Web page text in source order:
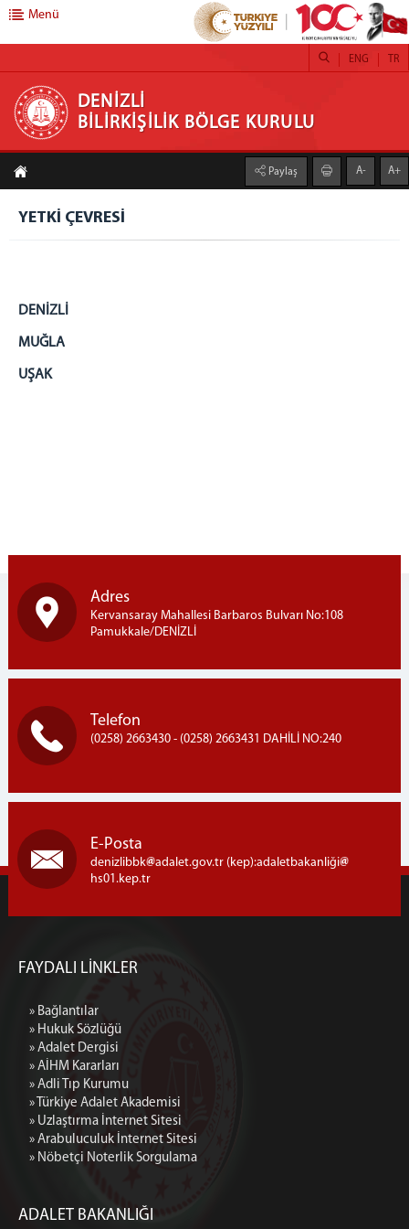
DENİZLİ BİLİRKİŞİLİK BÖLGE KURULU
Ana Sayfa
Bilirkişilik Danışma Kurulu
Bilirkişilik Daire Başkanlığı
Başkan ve Üyeler
Bilirkişilik Asgari Ücret Tarifesi
Bilgi Edinme
Sıkça Sorulan Sorular
Bölge Bilirkişi Listesi
Bölge Konkordato Komiser Listesi
İflas İdare Memurları Listesi
İletişim
Menü
DENİZLİ
BİLİRKİŞİLİK BÖLGE KURULU
TR
ENG
Paylaş A- A+
YETKİ ÇEVRESİ
DENİZLİ
MUĞLA
UŞAK
Adres
Kervansaray Mahallesi Barbaros Bulvarı No:108
Pamukkale/DENİZLİ
Telefon
(0258) 2663430 - (0258) 2663431 DAHİLİ NO:240
E-Posta
denizlibbk
adalet.gov.tr (kep):adaletbakanliği
hs01.kep.tr
FAYDALI LİNKLER
» Bağlantılar
» Hukuk Sözlüğü
» Adalet Dergisi
» AİHM Kararları
» Adli Tıp Kurumu
» Türkiye Adalet Akademisi
» Uzlaştırma İnternet Sitesi
» Arabuluculuk İnternet Sitesi
» Nöbetçi Noterlik Sorgulama
ADALET BAKANLIĞI